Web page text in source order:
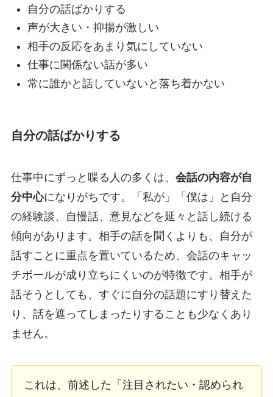
自分の話ばかりする
声が大きい・抑揚が激しい
相手の反応をあまり気にしていない
仕事に関係ない話が多い
常に誰かと話していないと落ち着かない
自分の話ばかりする
仕事中にずっと喋る人の多くは、 会話の内容が自
分中心になりがちです。「私が」「僕は」と自分
の経験談、自慢話、意見などを延々と話し続ける
傾向があります。相手の話を聞くよりも、自分が
話すことに重点を置いているため、会話のキャッ
チボールが成り立ちにくいのが特徴です。相手が
話そうとしても、すぐに自分の話題にすり替えた
り、話を遮ってしまったりすることも少なくあり
ません。
これは、前述した「注目されたい・認められ